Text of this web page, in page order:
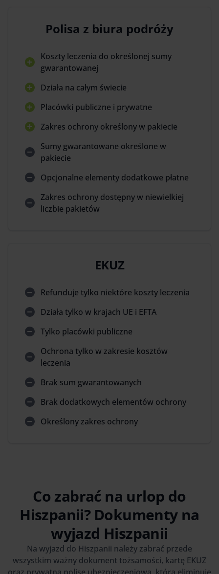
EKUZ
Refunduje tylko niektóre koszty leczenia
Działa tylko w krajach UE i EFTA
Tylko placówki publiczne
Ochrona tylko w zakresie kosztów
leczenia
Brak sum gwarantowanych
Brak dodatkowych elementów ochrony
Określony zakres ochrony
Polisa z biura podróży
Koszty leczenia do określonej sumy
gwarantowanej
Działa na całym świecie
Placówki publiczne i prywatne
Zakres ochrony określony w pakiecie
Sumy gwarantowane określone w
pakiecie
Opcjonalne elementy dodatkowe płatne
Zakres ochrony dostępny w niewielkiej
liczbie pakietów
Co zabrać na urlop do
Hiszpanii? Dokumenty na
wyjazd Hiszpanii
Na wyjazd do Hiszpanii należy zabrać przede
wszystkim ważny dokument tożsamości, kartę EKUZ